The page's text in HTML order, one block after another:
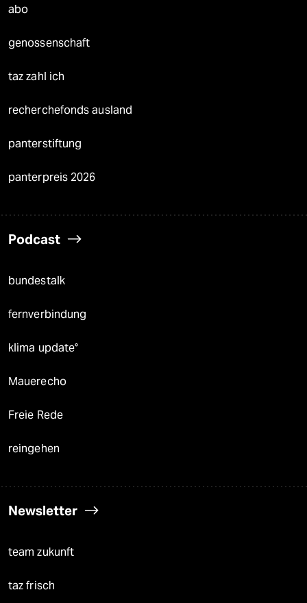
abo
genossenschaft
taz zahl ich
recherchefonds ausland
panterstiftung
panterpreis 2026
Podcast
bundestalk
fernverbindung
klima update°
Mauerecho
Freie Rede
reingehen
Newsletter
team zukunft
taz frisch